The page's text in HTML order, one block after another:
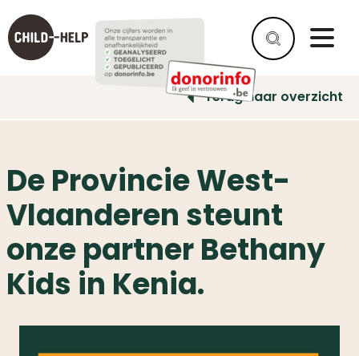
Terug naar overzicht
De Provincie West-
Vlaanderen steunt
onze partner Bethany
Kids in Kenia.